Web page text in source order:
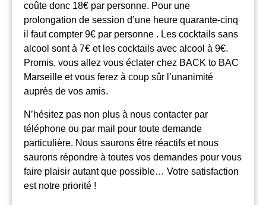
coûte donc 18€ par personne. Pour une
prolongation de session d’une heure quarante-cinq
il faut compter 9€ par personne . Les cocktails sans
alcool sont à 7€ et les cocktails avec alcool à 9€.
Promis, vous allez vous éclater chez BACK to BAC
Marseille et vous ferez à coup sûr l’unanimité
auprès de vos amis.
N’hésitez pas non plus à nous contacter par
téléphone ou par mail pour toute demande
particulière. Nous saurons être réactifs et nous
saurons répondre à toutes vos demandes pour vous
faire plaisir autant que possible… Votre satisfaction
est notre priorité !